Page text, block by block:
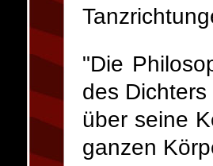
"Die
des
über seine
ganzen